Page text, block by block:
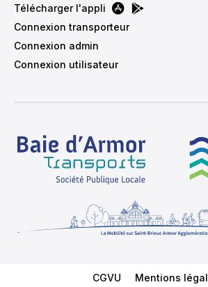
Télécharger l'appli
Connexion transporteur
Connexion admin
Connexion utilisateur
Menu Footer
CGVU Mentions